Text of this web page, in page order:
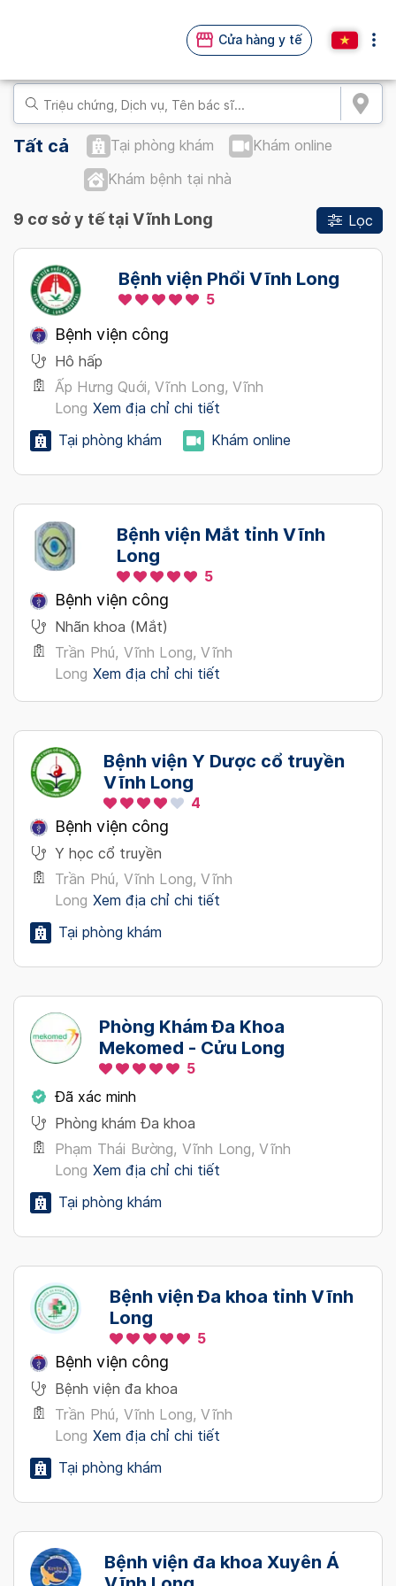
Cửa hàng y tế
Tất cả Tại phòng khám
Khám online
Khám bệnh tại nhà
Lọc
9 cơ sở y tế tại Vĩnh Long
Bệnh viện Phổi Vĩnh Long
5
Bệnh viện công
Hô hấp
Ấp Hưng Quới, Vĩnh Long, Vĩnh
Long Xem địa chỉ chi tiết
Tại phòng khám
Khám online
Bệnh viện Mắt tỉnh Vĩnh
Long
5
Bệnh viện công
Nhãn khoa (Mắt)
Trần Phú, Vĩnh Long, Vĩnh
Long Xem địa chỉ chi tiết
Bệnh viện Y Dược cổ truyền
Vĩnh Long
4
Bệnh viện công
Y học cổ truyền
Trần Phú, Vĩnh Long, Vĩnh
Long Xem địa chỉ chi tiết
Tại phòng khám
Phòng Khám Đa Khoa
Mekomed - Cửu Long
5
Đã xác minh
Phòng khám Đa khoa
Phạm Thái Bường, Vĩnh Long, Vĩnh
Long Xem địa chỉ chi tiết
Tại phòng khám
Bệnh viện Đa khoa tỉnh Vĩnh
Long
5
Bệnh viện công
Bệnh viện đa khoa
Trần Phú, Vĩnh Long, Vĩnh
Long Xem địa chỉ chi tiết
Tại phòng khám
Bệnh viện đa khoa Xuyên Á